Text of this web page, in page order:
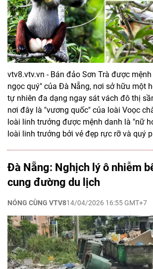
vtv8.vtv.vn - Bán đảo Sơn Trà được
ngọc quý" của Đà Nẵng, nơi sở hữu một
tự nhiên đa dạng ngay sát vách đô thị
nơi đây là "vương quốc" của loài Voọc
loài linh trưởng được mệnh danh là "nữ
loài linh trưởng bởi vẻ đẹp rực rỡ và quý
Đà Nẵng: Nghịch lý ô nhiễm
cung đường du lịch
NÓNG CÙNG VTV814/04/2026 16:55 GMT+7